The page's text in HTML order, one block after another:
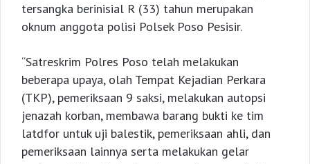
tersangka berinisial R (33) tahun merupakan
oknum anggota polisi Polsek Poso Pesisir.
“Satreskrim Polres Poso telah melakukan
beberapa upaya, olah Tempat Kejadian Perkara
(TKP), pemeriksaan 9 saksi, melakukan autopsi
jenazah korban, membawa barang bukti ke tim
latdfor untuk uji balestik, pemeriksaan ahli, dan
pemeriksaan lainnya serta melakukan gelar